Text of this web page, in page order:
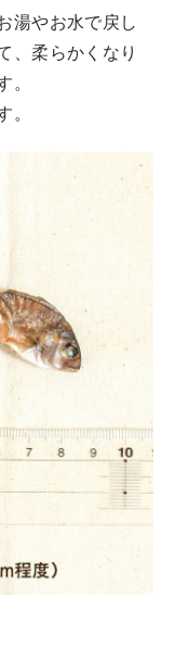
湯やお水で戻し
、柔らかくなり
。
。